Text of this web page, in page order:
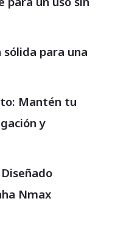
para una
Mantén tu
y
Nmax